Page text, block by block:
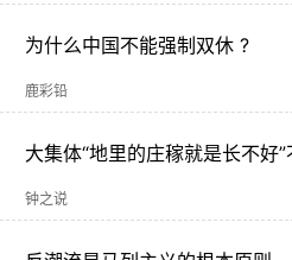
为什么中国不能强制双休 ?
鹿彩铅
大集体“地里的庄稼就是长不好
钟之说